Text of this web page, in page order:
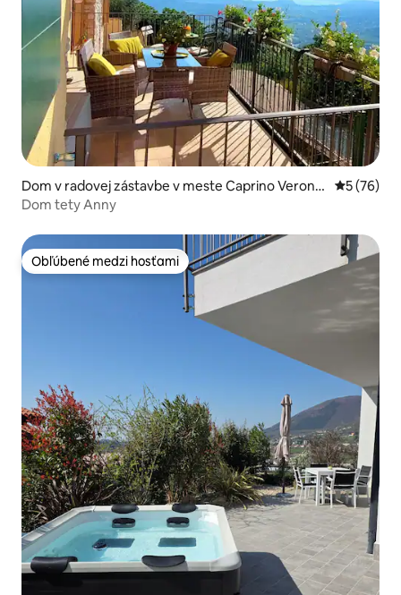
Dom v radovej zástavbe v meste Caprino Verone
se
5 (76)
Dom tety Anny
Obľúbené medzi hosťami
Obľúbené medzi hosťami